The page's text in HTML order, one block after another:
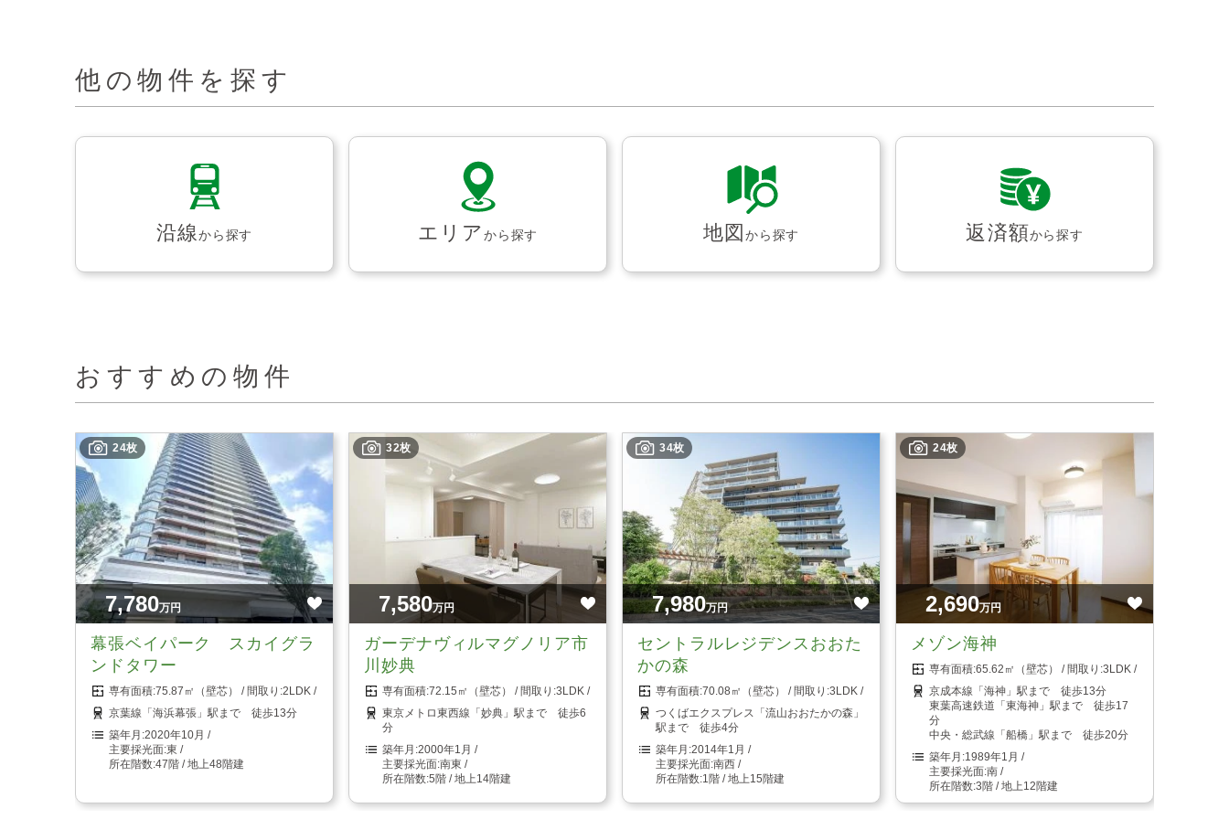
他の物件を探す
沿線から探す エリアから探す 地図から探す 返済額から探す
おすすめの物件
24枚
7,780万円
幕張ベイパーク スカイグラ
ンドタワー
75.87㎡（壁芯）
2LDK
京葉線「海浜幕張」駅まで 徒歩13分
2020年10月
東
47階 / 地上48階建
32枚
7,580万円
ガーデナヴィルマグノリア市
川妙典
72.15㎡（壁芯）
3LDK
東京メトロ東西線「妙典」駅まで 徒歩6
分
2000年1月
南東
5階 / 地上14階建
34枚
7,980万円
セントラルレジデンスおおた
かの森
70.08㎡（壁芯）
3LDK
つくばエクスプレス「流山おおたかの森」
駅まで 徒歩4分
2014年1月
南西
1階 / 地上15階建
24枚
2,690万円
メゾン海神
65.62㎡（壁芯）
3LDK
京成本線「海神」駅まで 徒歩13分
東葉高速鉄道「東海神」駅まで 徒歩17
分
中央・総武線「船橋」駅まで 徒歩20分
1989年1月
南
3階 / 地上12階建